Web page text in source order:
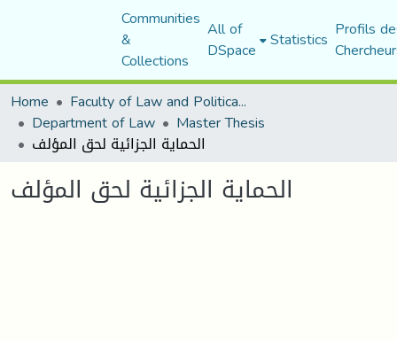
Communities
&
Collections
All of
DSpace Statistics Profils
Home
Faculty of Law and Political Science
Department of Law Master Thesis
الحماية الجزائية لحق المؤلف
الحماية الجزائية لحق المؤلف